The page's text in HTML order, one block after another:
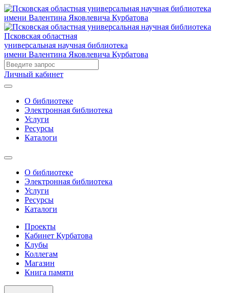
Псковская областная
универсальная научная библиотека
имени Валентина Яковлевича Курбатова
Личный кабинет
О библиотеке
Электронная библиотека
Услуги
Ресурсы
Каталоги
О библиотеке
Электронная библиотека
Услуги
Ресурсы
Каталоги
Проекты
Кабинет Курбатова
Клубы
Коллегам
Магазин
Книга памяти